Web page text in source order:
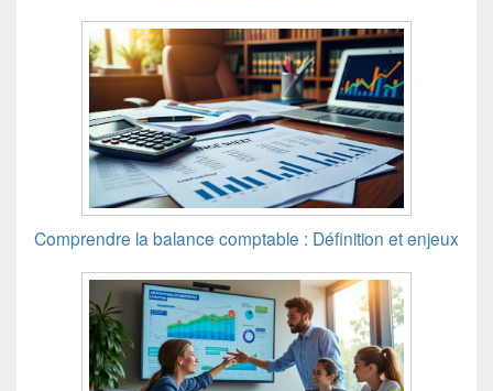
Comprendre la balance comptable : Définition et enjeux